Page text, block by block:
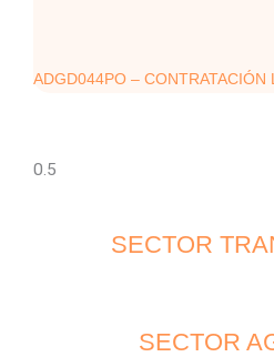
ADGD044PO – CONTRATACIÓN
SECTOR
SECTOR